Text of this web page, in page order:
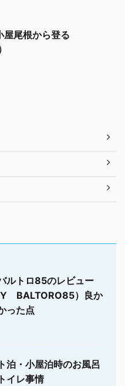
屋尾根から登る
ルトロ85のレビュー
BALTORO85）良か
った点
泊・小屋泊時のお風呂
イレ事情